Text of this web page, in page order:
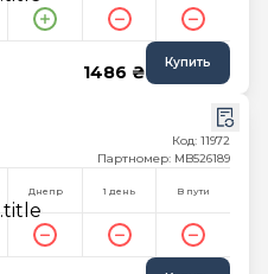
1486 ₴ Купить
Код: 11972
Партномер: MB526189
Днепр 1 день В пути